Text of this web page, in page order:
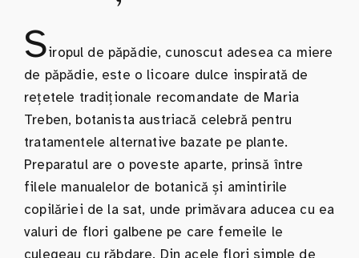
Siropul de păpădie, cunoscut adesea ca miere
de păpădie, este o licoare dulce inspirată de
rețetele tradiționale recomandate de Maria
Treben, botanista austriacă celebră pentru
tratamentele alternative bazate pe plante.
Preparatul are o poveste aparte, prinsă între
filele manualelor de botanică și amintirile
copilăriei de la sat, unde primăvara aducea cu ea
valuri de flori galbene pe care femeile le
culegeau cu răbdare. Din acele flori simple de